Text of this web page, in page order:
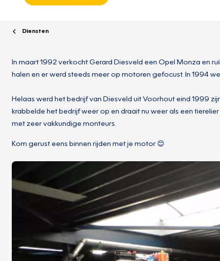
Diensten
In maart 1992 verkocht Gerard Diesveld een Opel Monza en
halen en er werd steeds meer op motoren gefocust. In 1994
Helaas werd het bedrijf van Diesveld uit Voorhout eind 1999
krabbelde het bedrijf weer op en draait nu weer als een
met zeer vakkundige monteurs.
Kom gerust eens binnen rijden met je motor 😊